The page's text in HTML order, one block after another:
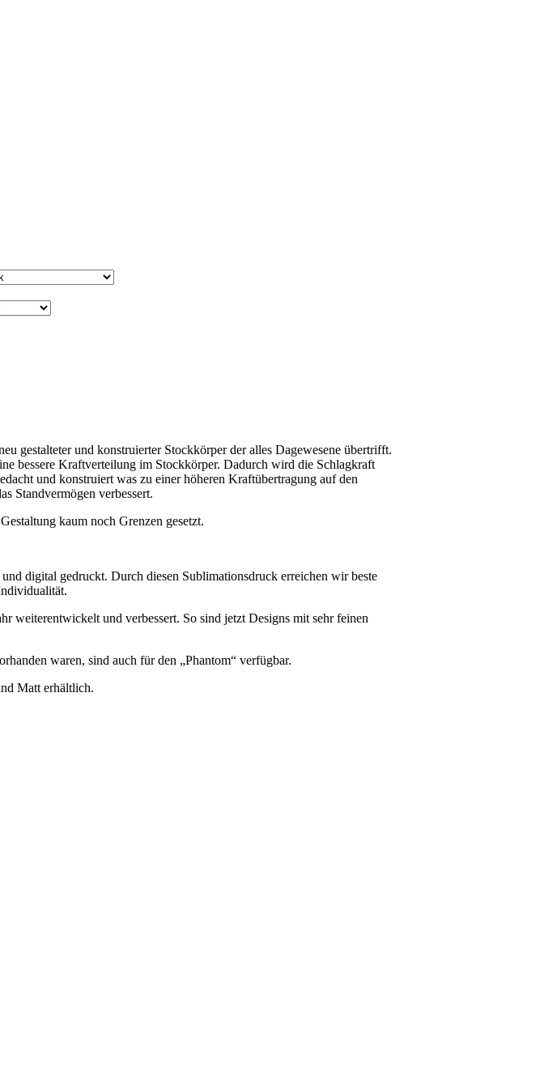
gestalteter und konstruierter Stockkörper der alles Dagewesene übertrifft.
bessere Kraftverteilung im Stockkörper. Dadurch wird die Schlagkraft
und konstruiert was zu einer höheren Kraftübertragung auf den
Standvermögen verbessert.
kaum noch Grenzen gesetzt.
digital gedruckt. Durch diesen Sublimationsdruck erreichen wir beste
weiterentwickelt und verbessert. So sind jetzt Designs mit sehr feinen
waren, sind auch für den „Phantom“ verfügbar.
Matt erhältlich.